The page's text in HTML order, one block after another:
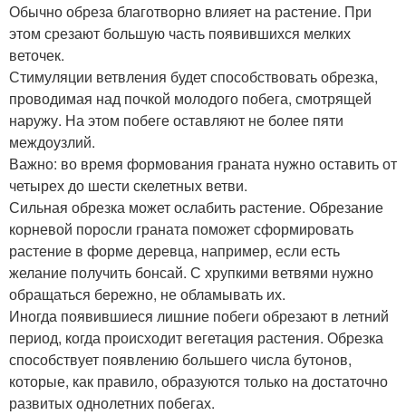
Обычно обреза благотворно влияет на растение. При
этом срезают большую часть появившихся мелких
веточек.
Стимуляции ветвления будет способствовать обрезка,
проводимая над почкой молодого побега, смотрящей
наружу. На этом побеге оставляют не более пяти
междоузлий.
Важно: во время формования граната нужно оставить от
четырех до шести скелетных ветви.
Сильная обрезка может ослабить растение. Обрезание
корневой поросли граната поможет сформировать
растение в форме деревца, например, если есть
желание получить бонсай. С хрупкими ветвями нужно
обращаться бережно, не обламывать их.
Иногда появившиеся лишние побеги обрезают в летний
период, когда происходит вегетация растения. Обрезка
способствует появлению большего числа бутонов,
которые, как правило, образуются только на достаточно
развитых однолетних побегах.